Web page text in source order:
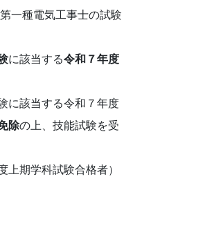
一種電気工事士の試験
に該当する令和７年度
に該当する令和７年度
除の上、技能試験を受
期学科試験合格者）